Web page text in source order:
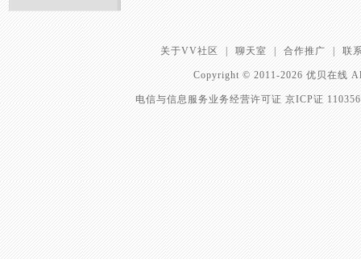
关于VV社区 | 聊天室 | 合作推广 联
Copyright © 2011-2026 优贝在线
电信与信息服务业务经营许可证 京ICP证